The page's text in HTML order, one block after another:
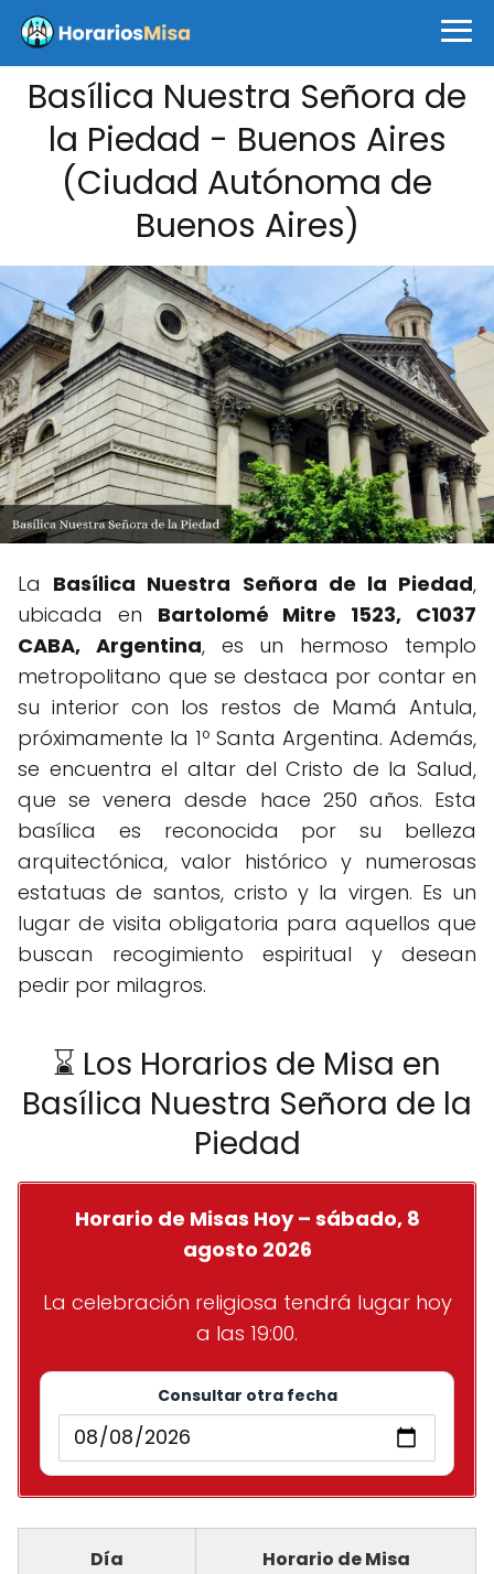
Basílica Nuestra Señora de
la Piedad - Buenos Aires
(Ciudad Autónoma de
Buenos Aires)
La Basílica Nuestra Señora de la Piedad,
ubicada en Bartolomé Mitre 1523, C1037
CABA, Argentina, es un hermoso templo
metropolitano que se destaca por contar en
su interior con los restos de Mamá Antula,
próximamente la 1º Santa Argentina. Además,
se encuentra el altar del Cristo de la Salud,
que se venera desde hace 250 años. Esta
basílica es reconocida por su belleza
arquitectónica, valor histórico y numerosas
estatuas de santos, cristo y la virgen. Es un
lugar de visita obligatoria para aquellos que
buscan recogimiento espiritual y desean
pedir por milagros.
⌛ Los Horarios de Misa en
Basílica Nuestra Señora de la
Piedad
Horario de Misas Hoy – sábado, 8
agosto 2026
La celebración religiosa tendrá lugar hoy
a las 19:00.
Consultar otra fecha
Día Horario de Misa